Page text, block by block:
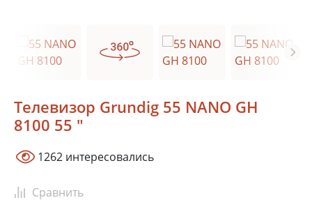
Телевизор Grundig 55 NANO GH
8100 55 "
1262 интересовались
Сравнить
Москва